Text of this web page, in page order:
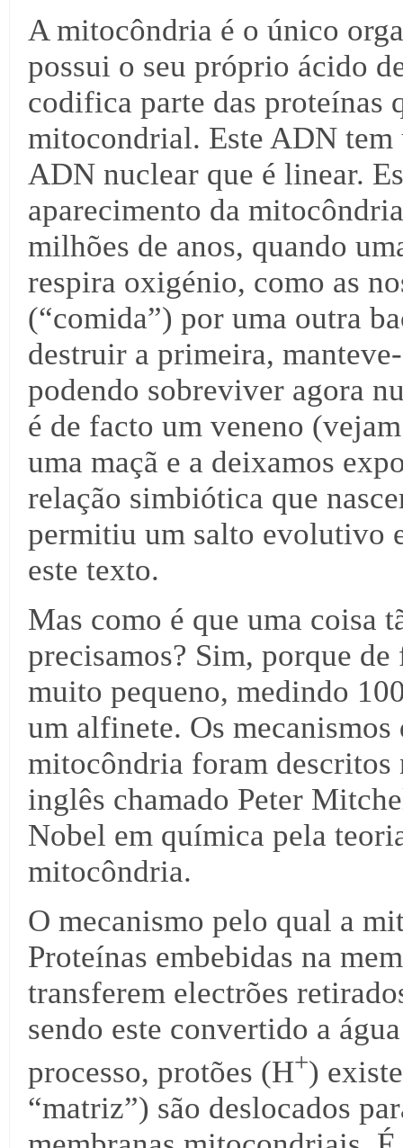
A mitocôndria é o único
possui o seu próprio ácido
codifica parte das proteínas
mitocondrial. Este ADN
ADN nuclear que é linear.
aparecimento da
milhões de anos, quando
respira oxigénio, como as
(“comida”) por uma outra
destruir a primeira,
podendo sobreviver agora
é de facto um veneno
uma maçã e a deixamos
relação simbiótica que
permitiu um salto evolutivo
este texto.
Mas como é que uma coisa
precisamos? Sim, porque
muito pequeno, medindo
um alfinete. Os
mitocôndria foram descritos
inglês chamado Peter
Nobel em química pela
mitocôndria.
O mecanismo pelo qual a
Proteínas embebidas na
transferem electrões
sendo este convertido a
processo, protões (H+)
“matriz”) são deslocados